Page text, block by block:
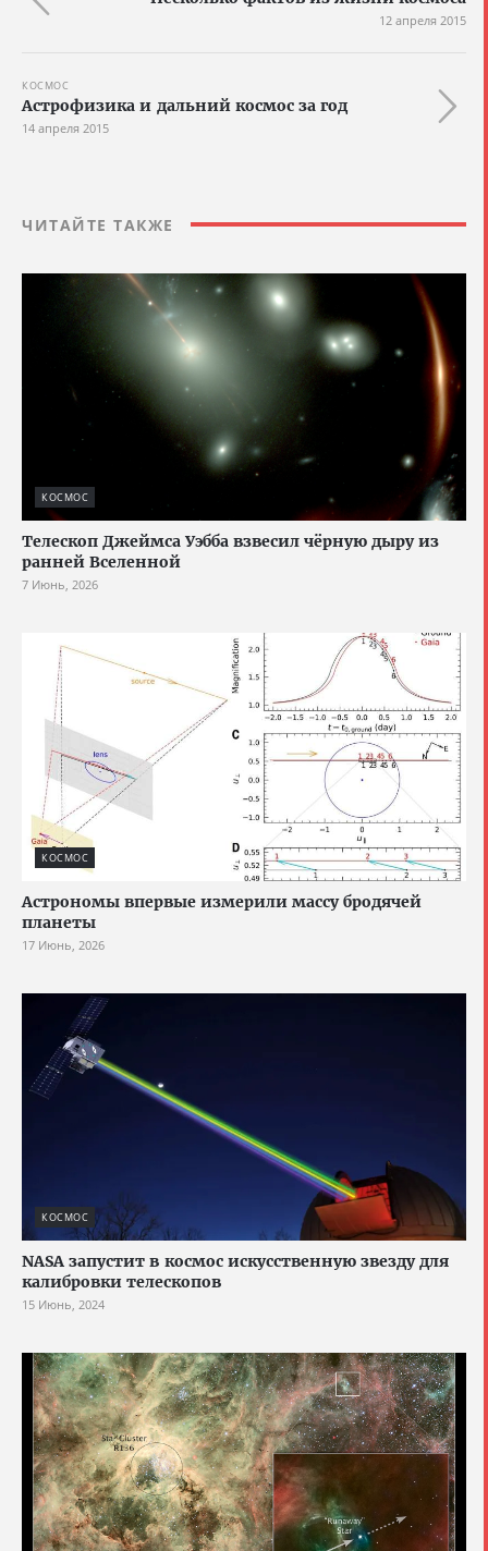
12 апреля 2015
КОСМОС
Астрофизика и дальний космос за год
14 апреля 2015
ЧИТАЙТЕ ТАКЖЕ
КОСМОС
Телескоп Джеймса Уэбба взвесил чёрную дыру из
ранней Вселенной
7 Июнь, 2026
КОСМОС
Астрономы впервые измерили массу бродячей
планеты
17 Июнь, 2026
КОСМОС
NASA запустит в космос искусственную звезду для
калибровки телескопов
15 Июнь, 2024